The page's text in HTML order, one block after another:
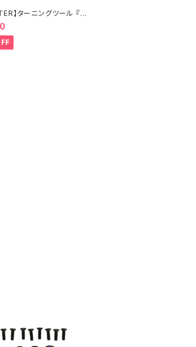
】ターニングツール 『ダ
スクレーパー 25×6.5mm
旋盤用刃物